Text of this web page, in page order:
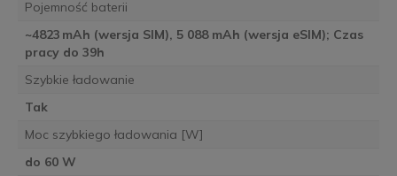
Pojemność baterii
~4823 mAh (wersja SIM), 5 088 mAh (wersja eSIM); Czas
pracy do 39h
Szybkie ładowanie
Tak
Moc szybkiego ładowania [W]
do 60 W